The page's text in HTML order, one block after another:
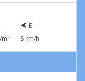
m²
E
8 km/h